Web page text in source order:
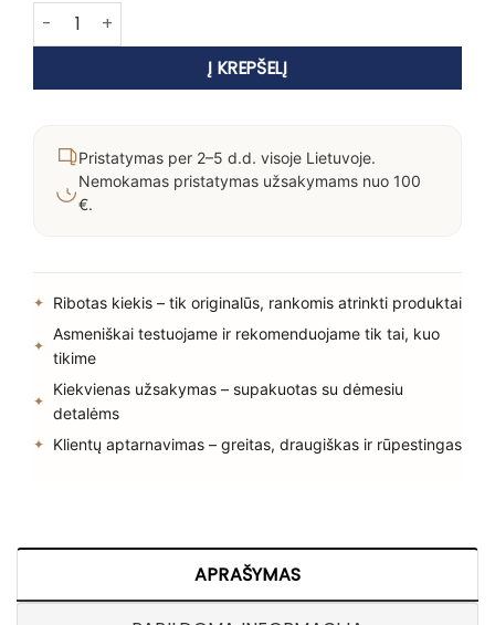
produkto kiekis: High Priestess Mommy Issues Cukraus
Į KREPŠELĮ
Pristatymas per 2–5 d.d. visoje Lietuvoje.
Nemokamas pristatymas užsakymams nuo 100
€.
Ribotas kiekis – tik originalūs, rankomis atrinkti produktai
Asmeniškai testuojame ir rekomenduojame tik tai, kuo
tikime
Kiekvienas užsakymas – supakuotas su dėmesiu
detalėms
Klientų aptarnavimas – greitas, draugiškas ir rūpestingas
APRAŠYMAS